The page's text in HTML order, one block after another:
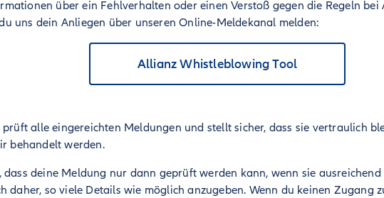
über ein Fehlverhalten oder einen Verstoß gegen die Regeln bei
uns dein Anliegen über unseren Online-Meldekanal melden:
Allianz Whistleblowing Tool
alle eingereichten Meldungen und stellt sicher, dass sie vertraulich
behandelt werden.
dass deine Meldung nur dann geprüft werden kann, wenn sie
daher, so viele Details wie möglich anzugeben. Wenn du keinen Zugang